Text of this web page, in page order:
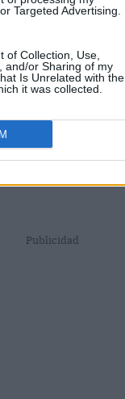
Targeted Advertising.
of Collection, Use,
and/or Sharing of my
Is Unrelated with the
it was collected.
Publicidad